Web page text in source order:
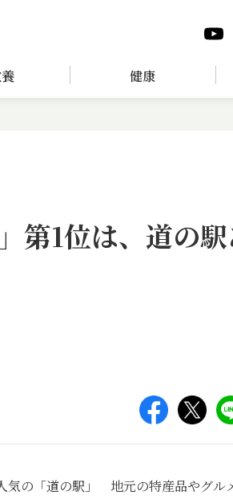
健康
第1位は、道の
気の「道の駅」 地元の特産品やグル